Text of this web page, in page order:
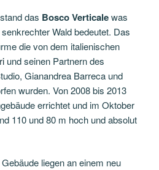
das Bosco Verticalewas
Wald bedeutet. Das
die von dem italienischen
und seinen Partnern des
Gianandrea Barreca und
wurden. Von 2008 bis 2013
errichtet und im Oktober
110 und 80 m hoch und absolut
liegen an einem neu